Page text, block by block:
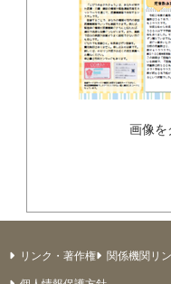
画像を
リンク・著作権 関係機関リ